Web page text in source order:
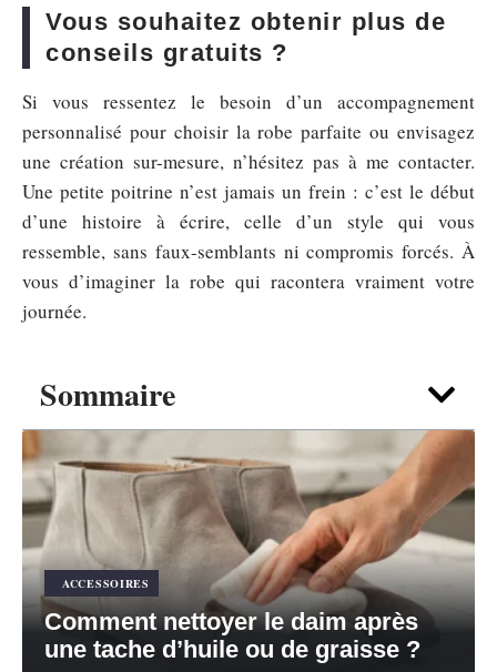
Sommaire
ACCESSOIRES
Comment nettoyer le daim après
une tache d’huile ou de graisse ?
Vous souhaitez obtenir plus de
conseils gratuits ?
Si vous ressentez le besoin d’un accompagnement
personnalisé pour choisir la robe parfaite ou envisagez
une création sur-mesure, n’hésitez pas à me contacter.
Une petite poitrine n’est jamais un frein : c’est le début
d’une histoire à écrire, celle d’un style qui vous
ressemble, sans faux-semblants ni compromis forcés. À
vous d’imaginer la robe qui racontera vraiment votre
journée.